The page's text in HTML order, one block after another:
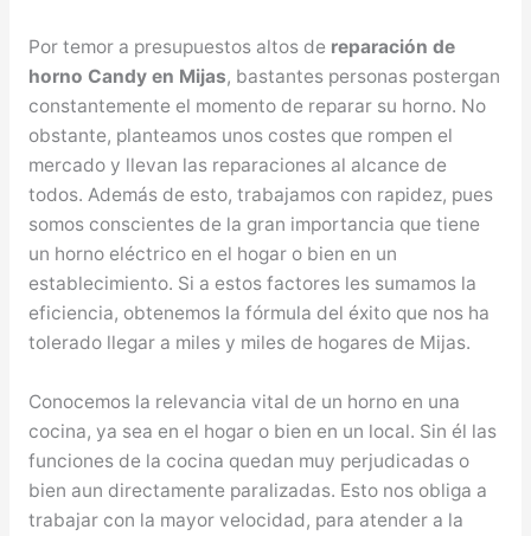
Por temor a presupuestos altos de reparación de
horno Candy en Mijas, bastantes personas postergan
constantemente el momento de reparar su horno. No
obstante, planteamos unos costes que rompen el
mercado y llevan las reparaciones al alcance de
todos. Además de esto, trabajamos con rapidez, pues
somos conscientes de la gran importancia que tiene
un horno eléctrico en el hogar o bien en un
establecimiento. Si a estos factores les sumamos la
eficiencia, obtenemos la fórmula del éxito que nos ha
tolerado llegar a miles y miles de hogares de Mijas.
Conocemos la relevancia vital de un horno en una
cocina, ya sea en el hogar o bien en un local. Sin él las
funciones de la cocina quedan muy perjudicadas o
bien aun directamente paralizadas. Esto nos obliga a
trabajar con la mayor velocidad, para atender a la